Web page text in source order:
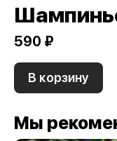
590 ₽
В корзину
Мы